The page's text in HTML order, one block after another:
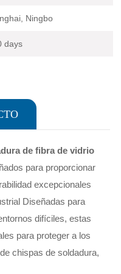
Ningbo
days
de fibra de vidrio
para proporcionar
excepcionales
Diseñadas para
difíciles, estas
para proteger a los
chispas de soldadura,